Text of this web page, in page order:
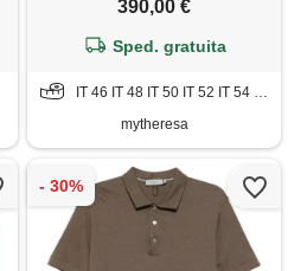
390,00 €
Sped. gratuita
IT 46 IT 48 IT 50 IT 52 IT 54 IT 56
mytheresa